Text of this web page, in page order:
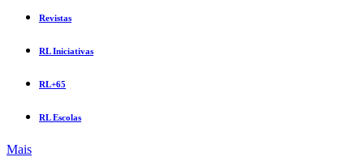
Revistas
RL Iniciativas
RL+65
RL Escolas
Mais